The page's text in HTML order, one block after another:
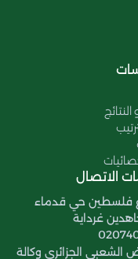
النتائج
الاتصال
فلسطين حي قدماء
غرداية
الشعبي الجزائري وكالة